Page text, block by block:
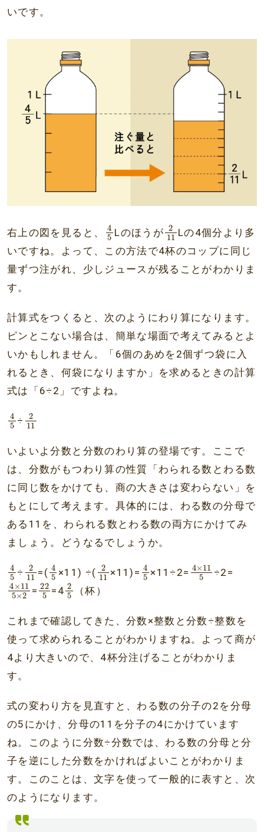
いです。
右上の図を見ると、
4
5
4 5Lのほうが 2
11
211
Lの4個分より多
いですね。よって、この方法で4杯のコップに同じ
量ずつ注がれ、少しジュースが残ることがわかりま
す。
計算式をつくると、次のようにわり算になります。
ピンとこない場合は、簡単な場面で考えてみるとよ
いかもしれません。「6個のあめを2個ずつ袋に入
れるとき、何袋になりますか」を求めるときの計算
式は「6÷2」ですよね。
4
5
4 ÷ 2
11
211
いよいよ分数と分数のわり算の登場です。ここで
は、分数がもつわり算の性質「わられる数とわる数
に同じ数をかけても、商の大きさは変わらない」を
もとにして考えます。具体的には、わる数の分母で
ある11を、わられる数とわる数の両方にかけてみ
ましょう。どうなるでしょうか。
4
5
4 ÷ 2
11
211
=( 4
5
4 ×11) ÷( 2
11
211
×11)= 4
5
4 ×11÷2= 4×11
5
4×115
÷2=
4×11
5×2
4×11 5× 2
= 22
5
225
=4 2
5
2 5（杯）
これまで確認してきた、分数×整数と分数÷整数を
使って求められることがわかりますね。よって商が
4より大きいので、4杯分注げることがわかりま
す。
式の変わり方を見直すと、わる数の分子の2を分母
の5にかけ、分母の11を分子の4にかけています
ね。このように分数÷分数では、わる数の分母と分
子を逆にした分数をかければよいことがわかりま
す。このことは、文字を使って一般的に表すと、次
のようになります。